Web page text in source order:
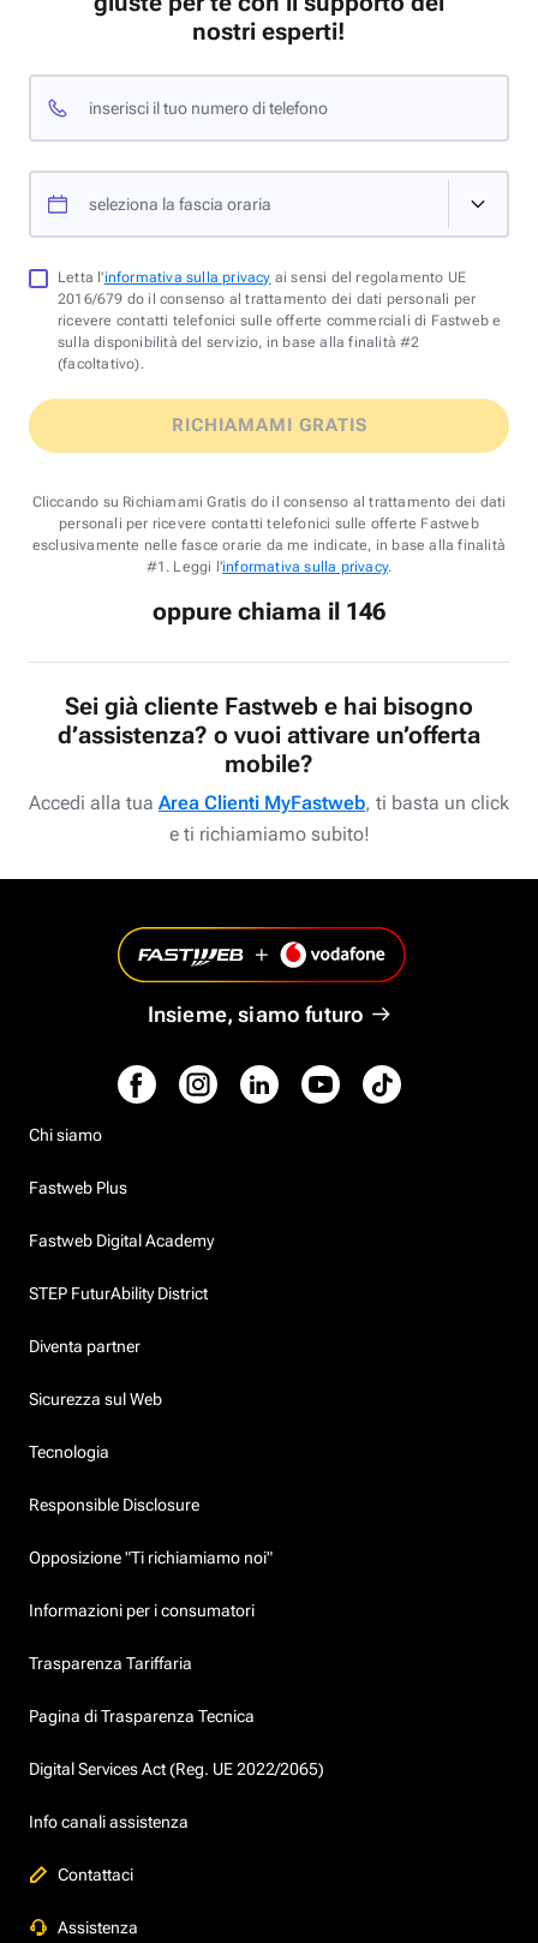
nostri esperti!
inserisci il tuo numero di telefono
seleziona la fascia oraria
Letta l'informativa sulla privacy ai sensi del regolamento UE
2016/679 do il consenso al trattamento dei dati personali per
ricevere contatti telefonici sulle offerte commerciali di Fastweb e
sulla disponibilità del servizio, in base alla finalità #2
(facoltativo).
RICHIAMAMI GRATIS
Cliccando su Richiamami Gratis do il consenso al trattamento dei dati
personali per ricevere contatti telefonici sulle offerte Fastweb
esclusivamente nelle fasce orarie da me indicate, in base alla finalità
#1. Leggi l'informativa sulla privacy.
oppure chiama il 146
Sei già cliente Fastweb e hai bisogno
d’assistenza? o vuoi attivare un’offerta
mobile?
Accedi alla tua Area Clienti MyFastweb, ti basta un click
e ti richiamiamo subito!
Insieme, siamo futuro
Chi siamo
Fastweb Plus
Fastweb Digital Academy
STEP FuturAbility District
Diventa partner
Sicurezza sul Web
Tecnologia
Responsible Disclosure
Opposizione "Ti richiamiamo noi"
Informazioni per i consumatori
Trasparenza Tariffaria
Pagina di Trasparenza Tecnica
Digital Services Act (Reg. UE 2022/2065)
Info canali assistenza
Contattaci
Assistenza